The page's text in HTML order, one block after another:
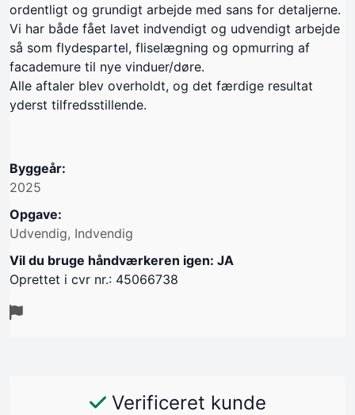
ordentligt og grundigt arbejde med sans for detaljerne.
Vi har både fået lavet indvendigt og udvendigt arbejde
så som flydespartel, fliselægning og opmurring af
facademure til nye vinduer/døre.
Alle aftaler blev overholdt, og det færdige resultat
yderst tilfredsstillende.
Byggeår:
2025
Opgave:
Udvendig, Indvendig
Vil du bruge håndværkeren igen: JA
Oprettet i cvr nr.: 45066738
Verificeret kunde